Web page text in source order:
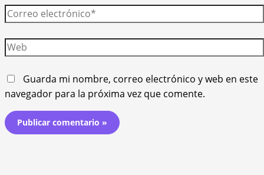
Correo
electrónico*
Web
Guarda mi nombre, correo electrónico y web en este
navegador para la próxima vez que comente.